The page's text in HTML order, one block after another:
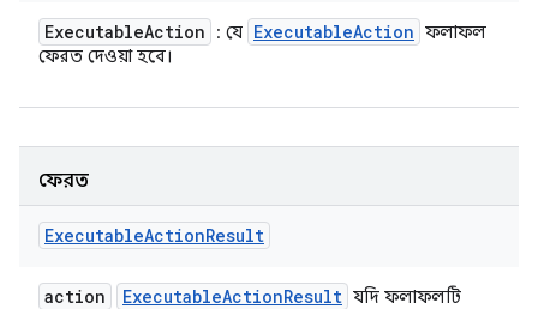
ExecutableAction : যে ExecutableAction ফলাফল
ফেরত দেওয়া হবে।
ফেরত
ExecutableActionResult
action ExecutableActionResult যদি ফলাফলটি